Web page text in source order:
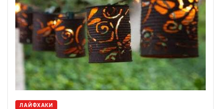
ЛАЙФХАКИ